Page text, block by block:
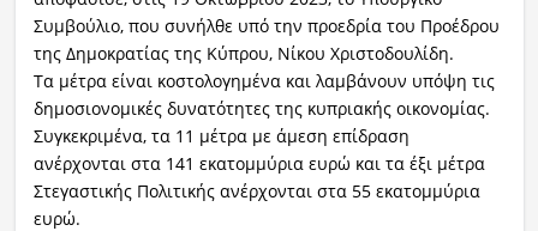
Συμβούλιο, που συνήλθε υπό την προεδρία του Προέδρου
της Δημοκρατίας της Κύπρου, Νίκου Χριστοδουλίδη.
Τα μέτρα είναι κοστολογημένα και λαμβάνουν υπόψη τις
δημοσιονομικές δυνατότητες της κυπριακής οικονομίας.
Συγκεκριμένα, τα 11 μέτρα με άμεση επίδραση
ανέρχονται στα 141 εκατομμύρια ευρώ και τα έξι μέτρα
Στεγαστικής Πολιτικής ανέρχονται στα 55 εκατομμύρια
ευρώ.